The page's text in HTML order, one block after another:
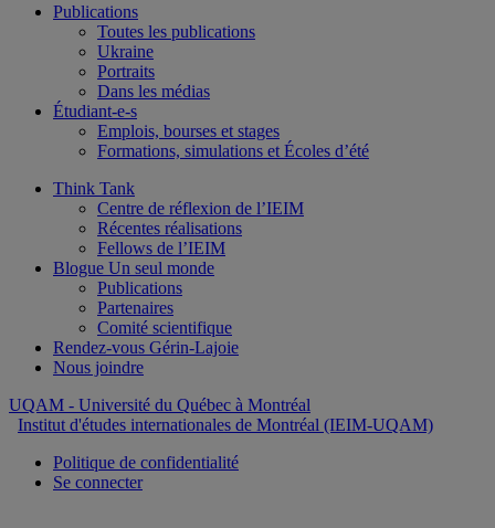
Publications
Toutes les publications
Ukraine
Portraits
Dans les médias
Étudiant-e-s
Emplois, bourses et stages
Formations, simulations et Écoles d’été
Think Tank
Centre de réflexion de l’IEIM
Récentes réalisations
Fellows de l’IEIM
Blogue Un seul monde
Publications
Partenaires
Comité scientifique
Rendez-vous Gérin-Lajoie
Nous joindre
UQAM - Université du Québec à Montréal
Institut d'études internationales de Montréal (IEIM-UQAM)
Politique de confidentialité
Se connecter